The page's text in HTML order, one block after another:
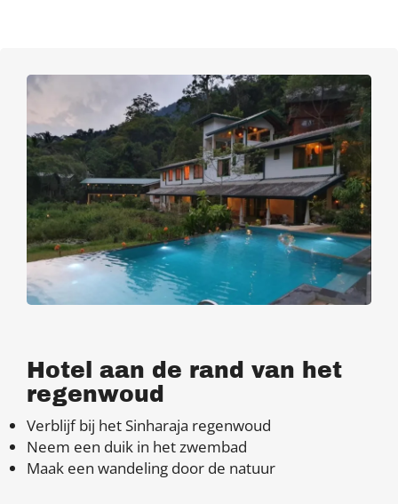
Hotel aan de rand van het
regenwoud
Verblijf bij het Sinharaja regenwoud
Neem een duik in het zwembad
Maak een wandeling door de natuur